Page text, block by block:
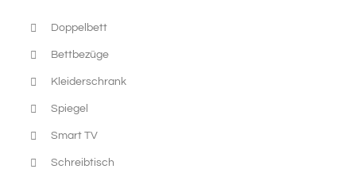
Doppelbett
Bettbezüge
Kleiderschrank
Spiegel
Smart TV
Schreibtisch